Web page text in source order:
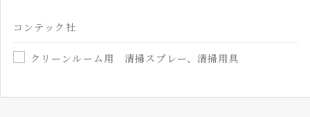
コンテック社
クリーンルーム用 清掃スプレー、清掃用具